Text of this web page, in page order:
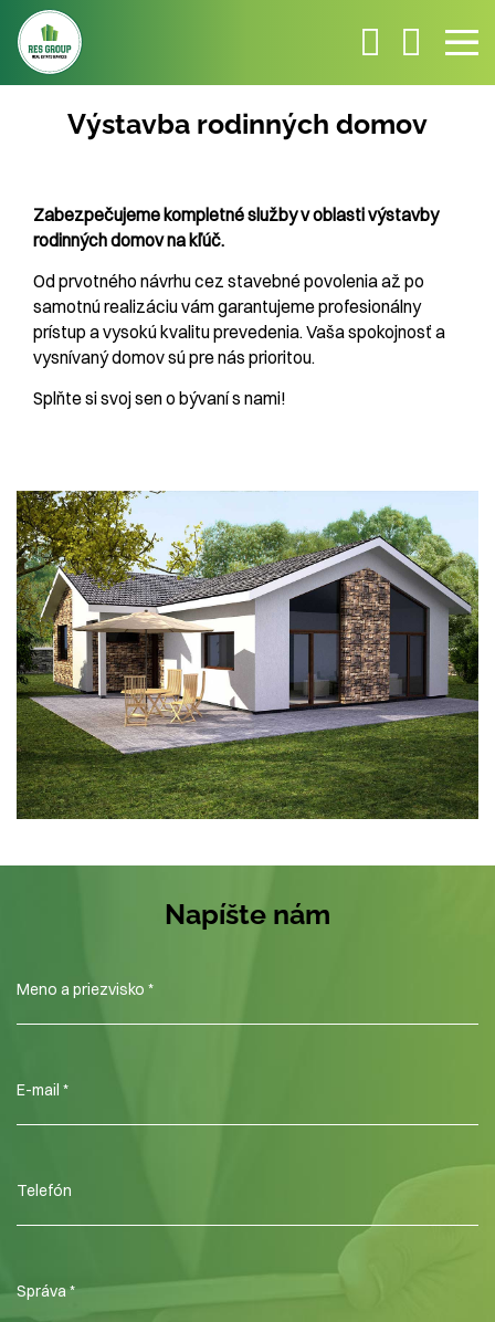
Výstavba rodinných domov
Zabezpečujeme kompletné služby v oblasti výstavby
rodinných domov na kľúč.
Od prvotného návrhu cez stavebné povolenia až po
samotnú realizáciu vám garantujeme profesionálny
prístup a vysokú kvalitu prevedenia. Vaša spokojnosť a
vysnívaný domov sú pre nás prioritou.
Splňte si svoj sen o bývaní s nami!
Napíšte nám